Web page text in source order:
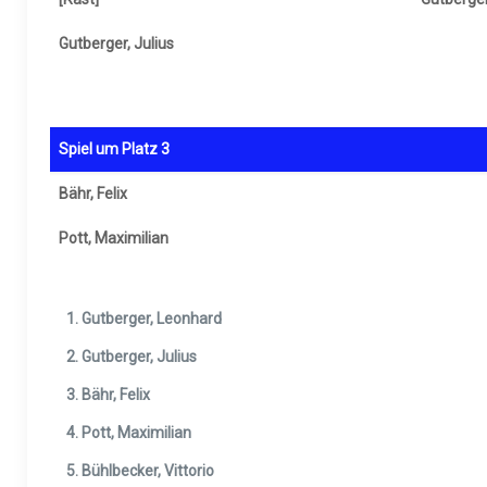
Gutberger, Julius
Spiel um Platz 3
Bähr, Felix
Pott, Maximilian
Gutberger, Leonhard
Gutberger, Julius
Bähr, Felix
Pott, Maximilian
Bühlbecker, Vittorio